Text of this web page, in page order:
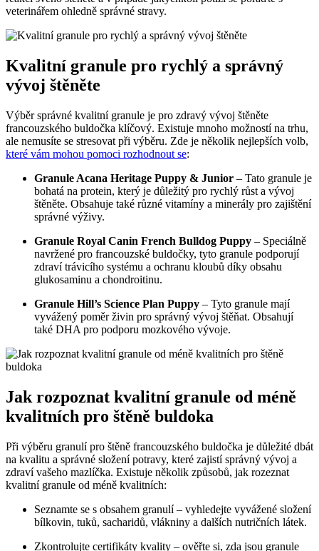
veterinářem ohledně správné stravy.
Kvalitní granule pro rychlý a správný
vývoj štěněte
Výběr správné kvalitní granule je pro zdravý vývoj štěněte
francouzského buldočka klíčový. Existuje mnoho možností na trhu,
ale nemusíte se stresovat při výběru. Zde je několik nejlepších volb,
které vám mohou pomoci rozhodnout se:
Granule Acana Heritage Puppy & Junior – Tato granule je
bohatá na protein, který je důležitý pro rychlý růst a vývoj
štěněte. Obsahuje také různé vitamíny a minerály pro zajištění
správné výživy.
Granule Royal Canin French Bulldog Puppy – Speciálně
navržené pro francouzské buldočky, tyto granule podporují
zdraví trávicího systému a ochranu kloubů díky obsahu
glukosaminu a chondroitinu.
Granule Hill’s Science Plan Puppy – Tyto granule mají
vyvážený poměr živin pro správný vývoj štěňat. Obsahují
také DHA pro podporu mozkového vývoje.
Jak rozpoznat kvalitní granule od méně
kvalitních pro štěně buldoka
Při výběru granulí pro štěně francouzského buldočka je důležité dbát
na kvalitu a správné složení potravy, které zajistí správný vývoj a
zdraví vašeho mazlíčka. Existuje několik způsobů, jak rozeznat
kvalitní granule od méně kvalitních:
Seznamte se s obsahem granulí – vyhledejte vyvážené složení
bílkovin, tuků, sacharidů, vlákniny a dalších nutričních látek.
Zkontrolujte certifikáty kvality – ověřte si, zda jsou granule